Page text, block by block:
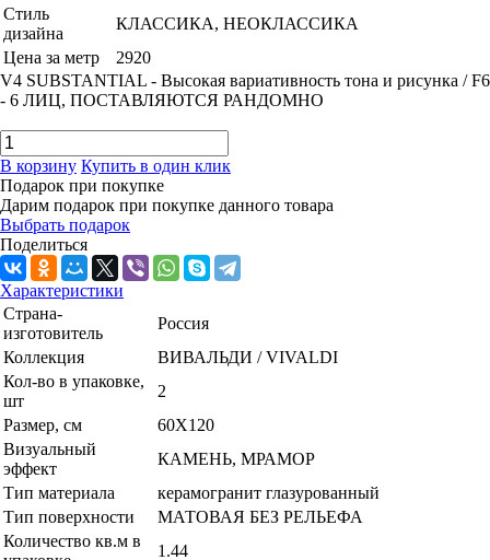
Стиль
дизайна
КЛАССИКА, НЕОКЛАССИКА
Цена за метр
2920
V4 SUBSTANTIAL - Высокая вариативность тона и рисунка / F6
- 6 ЛИЦ, ПОСТАВЛЯЮТСЯ РАНДОМНО
В корзину Купить в один клик
Подарок при покупке
Дарим подарок при покупке данного товара
Выбрать подарок
Поделиться
Характеристики
Страна-
изготовитель
Россия
Коллекция
ВИВАЛЬДИ / VIVALDI
Кол-во в упаковке,
шт
2
Размер, см
60X120
Визуальный
эффект
КАМЕНЬ, МРАМОР
Тип материала
керамогранит глазурованный
Тип поверхности
МАТОВАЯ БЕЗ РЕЛЬЕФА
Количество кв.м в
1.44